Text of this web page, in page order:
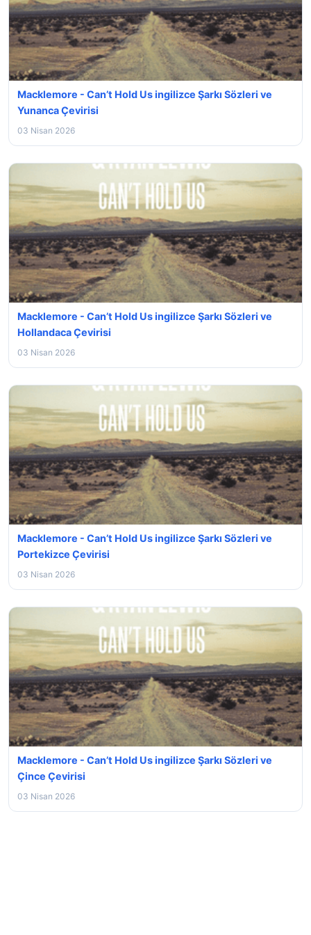
Macklemore - Can’t Hold Us ingilizce Şarkı Sözleri ve
Yunanca Çevirisi
03 Nisan 2026
Macklemore - Can’t Hold Us ingilizce Şarkı Sözleri ve
Hollandaca Çevirisi
03 Nisan 2026
Macklemore - Can’t Hold Us ingilizce Şarkı Sözleri ve
Portekizce Çevirisi
03 Nisan 2026
Macklemore - Can’t Hold Us ingilizce Şarkı Sözleri ve
Çince Çevirisi
03 Nisan 2026